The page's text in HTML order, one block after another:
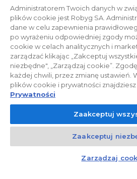
Polityka prywatności
Facebook
© 2026 ROBYG. Wszystkie prawa
przedstawione materiały graficzne
informacyjny, nie mogą być traktowane
realizacyjne, nie stanowią również oferty
66 §1 Kodeksu Cywilnego oraz innych
Administratorem Twoich danych w
plików cookie jest Robyg SA.
dane w celu zapewnienia
po wyrażeniu odpowiedniej zgody
cookie w celach analitycznych i
zarządzać klikając „Zakceptuj
niezbędne", „Zarządzaj cookie”.
każdej chwili, przez zmianę ustawień.
plików cookie i prywatności znajdziesz
Prywatności
Zaakceptuj
Zaakceptuj
Zarządzaj